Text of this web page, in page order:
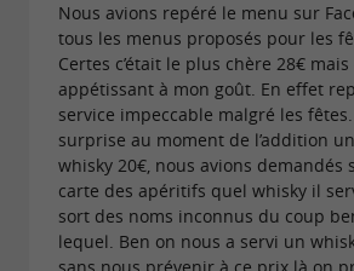
Le restaurant La Maison vous
moment unique en famille,
groupe... à renouveler sans
Nous avions repéré le menu sur
tous les menus proposés pour les
Certes c’était le plus chère 28€ mais
appétissant à mon goût. En effet
service impeccable malgré les
surprise au moment de l’addition
whisky 20€, nous avions demandés
carte des apéritifs quel whisky il
sort des noms inconnus du coup
lequel. Ben on nous a servi un